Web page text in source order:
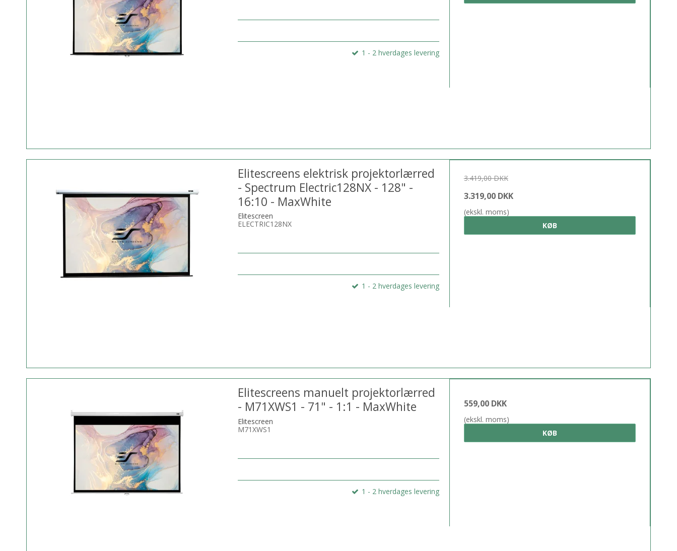
1 - 2 hverdages levering
Elitescreens elektrisk projektorlærred
- Spectrum Electric128NX - 128" -
16:10 - MaxWhite
Elitescreen
ELECTRIC128NX
1 - 2 hverdages levering
3.419,00 DKK
3.319,00 DKK
(ekskl. moms)
KØB
Elitescreens manuelt projektorlærred
- M71XWS1 - 71" - 1:1 - MaxWhite
Elitescreen
M71XWS1
1 - 2 hverdages levering
559,00 DKK
(ekskl. moms)
KØB